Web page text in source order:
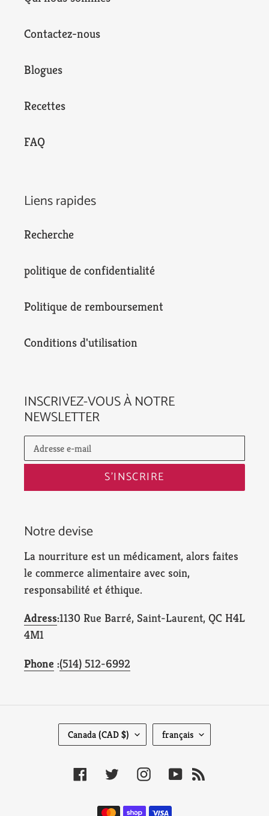
Contactez-nous
Blogues
Recettes
FAQ
Liens rapides
Recherche
politique de confidentialité
Politique de remboursement
Conditions d'utilisation
INSCRIVEZ-VOUS À NOTRE
NEWSLETTER
S'INSCRIRE
Notre devise
La nourriture est un médicament, alors faites
le commerce alimentaire avec soin,
responsabilité et éthique.
Adress:1130 Rue Barré, Saint-Laurent, QC H4L
4M1
Phone :(514) 512-6992
P
A
Canada (CAD $) L
A
U
français
FacebookTwitterInstagram
YouTube
Moyens